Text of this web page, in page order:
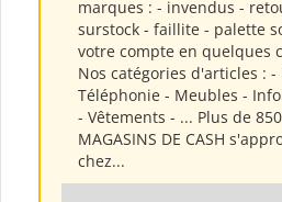
marques : - invendus -
surstock - faillite - palette
votre compte en quelques
Nos catégories d'articles :
Téléphonie - Meubles -
- Vêtements - ... Plus de
MAGASINS DE CASH
chez...